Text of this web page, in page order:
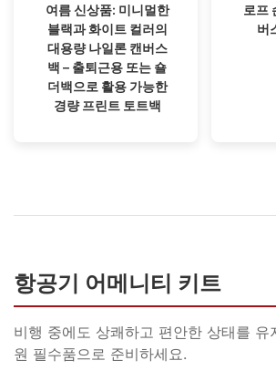
여름 신상품: 미니멀한
블랙과 화이트 컬러의
대용량 나일론 캔버스
백 – 출퇴근용 또는 숄
더백으로 활용 가능한
경량 프린트 토트백
로프
버
항공기 어메니티 키트
비행 중에도 상쾌하고 편안한 상태를 유
원 필수품으로 준비하세요.